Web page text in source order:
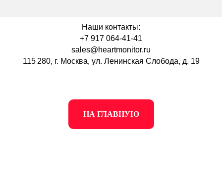
Наши контакты:
+7 917 064-41-41
sales@heartmonitor.ru
115 280, г. Москва, ул. Ленинская Слобода, д. 19
НА ГЛАВНУЮ